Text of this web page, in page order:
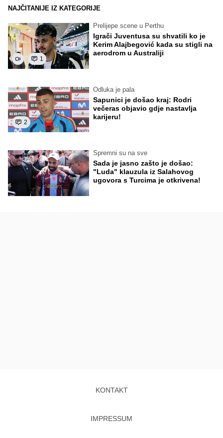
NAJČITANIJE IZ KATEGORIJE
1
Prelijepe scene u Perthu
Igrači Juventusa su shvatili ko je
Kerim Alajbegović kada su stigli na
aerodrom u Australiji
2
Odluka je pala
Sapunici je došao kraj: Rodri
večeras objavio gdje nastavlja
karijeru!
Spremni su na sve
Sada je jasno zašto je došao:
"Luda" klauzula iz Salahovog
ugovora s Turcima je otkrivena!
KONTAKT
IMPRESSUM